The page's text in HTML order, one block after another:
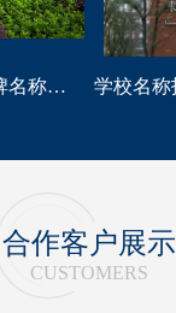
房地产公司门口招牌名称广告字制作
合作客户展示
CUSTOMERS